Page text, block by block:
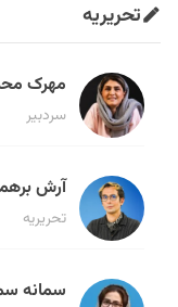
تحریریه
مهرک
سردبیر
آرش
تحریریه
سمانه